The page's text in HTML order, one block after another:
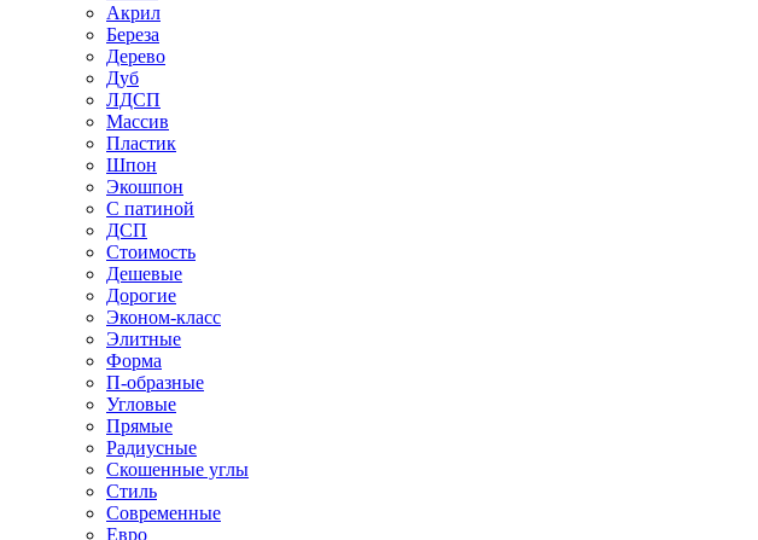
Акрил
Береза
Дерево
Дуб
ЛДСП
Массив
Пластик
Шпон
Экошпон
С патиной
ДСП
Стоимость
Дешевые
Дорогие
Эконом-класс
Элитные
Форма
П-образные
Угловые
Прямые
Радиусные
Скошенные углы
Стиль
Современные
Евро